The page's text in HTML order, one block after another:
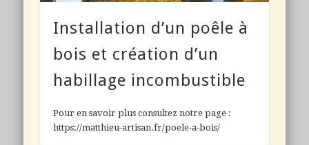
Installation d’un poêle à
bois et création d’un
habillage incombustible
Pour en savoir plus consultez notre page :
https://matthieu-artisan.fr/poele-a-bois/